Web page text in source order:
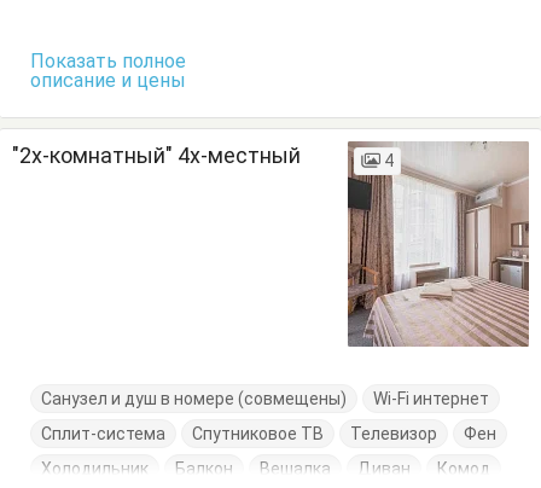
Показать полное
описание и цены
"2х-комнатный" 4х-местный 4
Санузел и душ в номере (совмещены)
Wi-Fi интернет
Сплит-система
Спутниковое ТВ Телевизор
Фен
Холодильник
Балкон Вешалка Диван
Комод